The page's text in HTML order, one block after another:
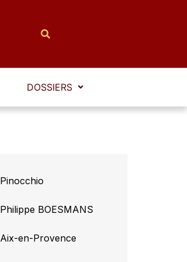
DOSSIERS
Pinocchio
Philippe BOESMANS
Aix-en-Provence